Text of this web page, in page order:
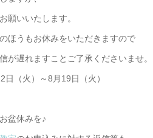
願いいたします。
ほうもお休みをいただきますので
が遅れますことご了承くださいませ。
（火）～8月19日（火）
盆休みを♪